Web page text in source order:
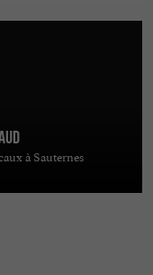
à Sauternes